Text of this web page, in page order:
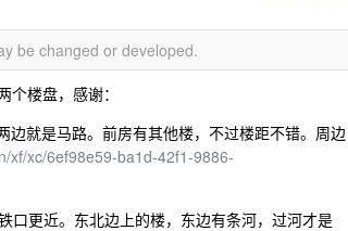
be changed or developed.
楼盘，感谢：
就是马路。前房有其他楼，不过楼距不错。周边
xf/xc/6ef98e59-ba1d-42f1-9886-
口更近。东北边上的楼，东边有条河，过河才是